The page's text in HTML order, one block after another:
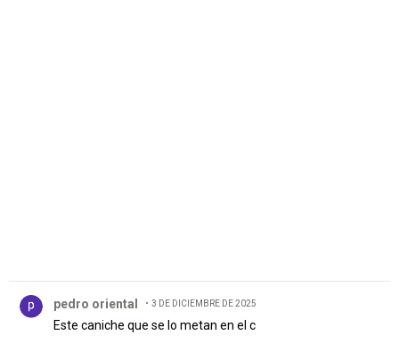
pedro oriental 3 DE DICIEMBRE DE 2025
Este caniche que se lo metan en el c